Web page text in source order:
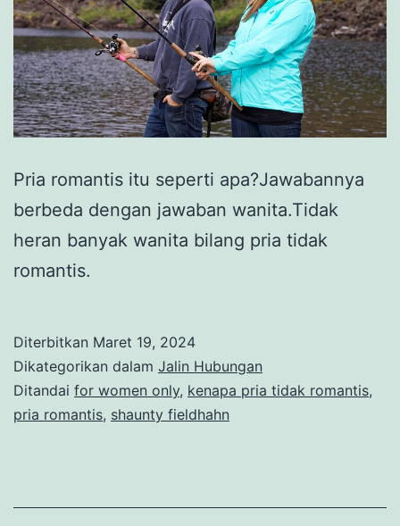
Pria romantis itu seperti apa?Jawabannya
berbeda dengan jawaban wanita.Tidak
heran banyak wanita bilang pria tidak
romantis.
Diterbitkan Maret 19, 2024
Dikategorikan dalam Jalin Hubungan
Ditandai for women only, kenapa pria tidak romantis,
pria romantis, shaunty fieldhahn